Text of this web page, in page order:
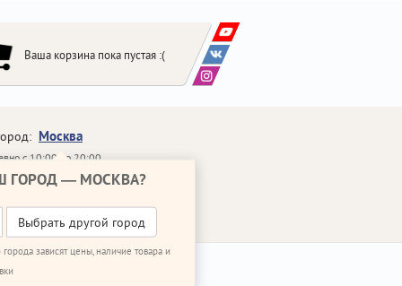
Ваша корзина пока пустая :(
Москва
ГОРОД — МОСКВА?
Выбрать другой город
зависят цены, наличие товара и
с 10:00 до 20:00
648-64-30
МНЕ